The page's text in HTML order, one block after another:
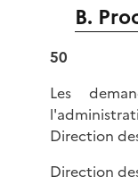
B.
50
Les
Direction
Direction